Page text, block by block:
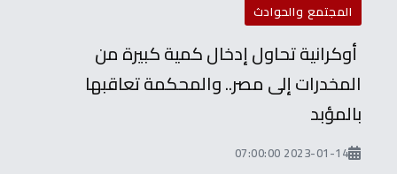
المجتمع والحوادث
أوكرانية تحاول إدخال كمية كبيرة من
المخدرات إلى مصر.. والمحكمة تعاقبها
بالمؤبد
2023-01-14 07:00:00